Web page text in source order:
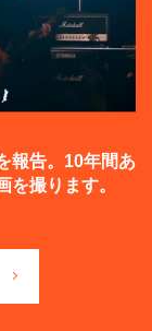
報告。10年間あ
を撮ります。